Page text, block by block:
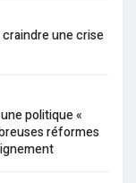
craindre une crise
politique «
réformes